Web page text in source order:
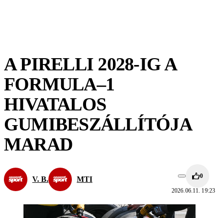
A PIRELLI 2028-IG A
FORMULA–1
HIVATALOS
GUMIBESZÁLLÍTÓJA
MARAD
V. B. MTI 0
2026.06.11. 19:23